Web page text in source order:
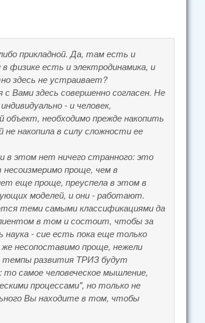
прикладной. Да, там есть и
физике есть и электродинамика, и
здесь не устраивает?
Вами здесь совершенно согласен. Не
- и человек,
необходимо прежде накопить
накопила в силу сложности ее
в этом нет ничего странного: это
проще, чем в
еще проще, преуспела в этом в
моделей, и они - работают.
теми самыми классификациями да
в том и состоит, чтобы за
- сие есть пока еще только
несопоставимо проще, нежели
темпы развития ТРИЗ будут
самое человеческое мышление,
процессами", но только не
Вы находите в том, чтобы